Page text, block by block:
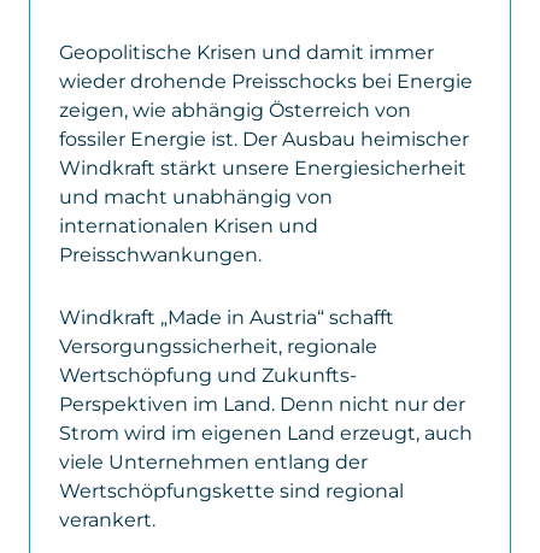
Geopolitische Krisen und damit immer
wieder drohende Preisschocks bei Energie
zeigen, wie abhängig Österreich von
fossiler Energie ist. Der Ausbau heimischer
Windkraft stärkt unsere Energiesicherheit
und macht unabhängig von
internationalen Krisen und
Preisschwankungen.
Windkraft „Made in Austria“ schafft
Versorgungssicherheit, regionale
Wertschöpfung und Zukunfts-
Perspektiven im Land. Denn nicht nur der
Strom wird im eigenen Land erzeugt, auch
viele Unternehmen entlang der
Wertschöpfungskette sind regional
verankert.